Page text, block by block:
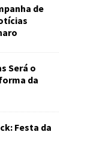
de
Será o
da
Festa da